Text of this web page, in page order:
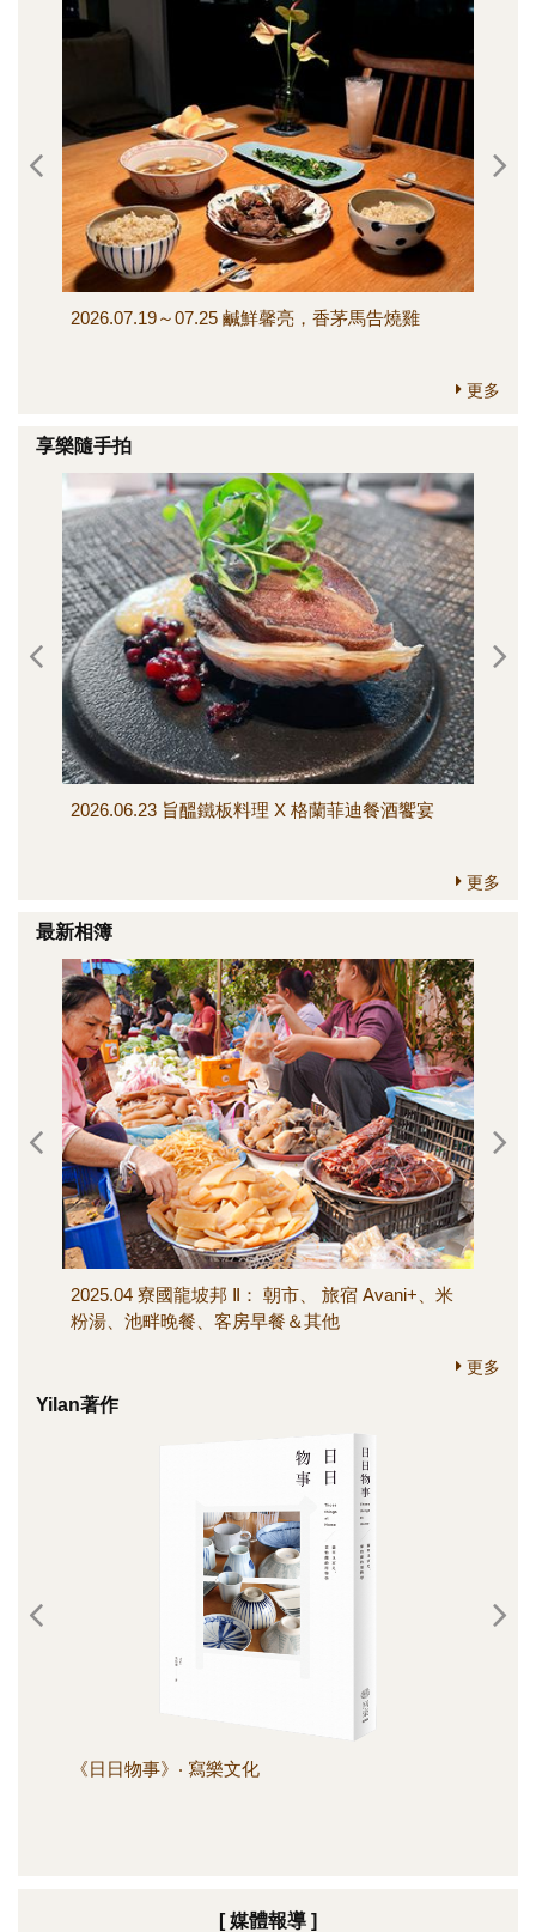
2026.07.19～07.25 鹹鮮馨亮，香茅馬告燒雞
更多
享樂隨手拍
2026.06.23 旨醞鐵板料理 X 格蘭菲迪餐酒饗宴
更多
最新相簿
2025.04 寮國龍坡邦 Ⅱ： 朝市、 旅宿 Avani+、米
粉湯、池畔晚餐、客房早餐＆其他
更多
Yilan著作
《日日物事》‧ 寫樂文化
[ 媒體報導 ]